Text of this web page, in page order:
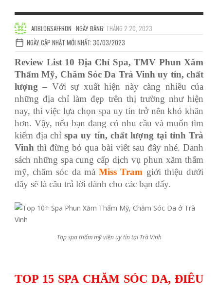
ADBLOGSAFFRON NGÀY ĐĂNG: THÁNG 2 20, 2023
NGÀY CẬP NHẬT MỚI NHẤT: 30/03/2023
Review List 10 Địa Chỉ Spa, TMV Phun Xăm
Thẩm Mỹ, Chăm Sóc Da Trà Vinh uy tín, chất
lượng – Với sự xuất hiện này càng nhiều của
những địa chỉ làm đẹp trên thị trường như hiện
nay, thì việc lựa chọn spa uy tín trở nên khó khăn
hơn. Vậy, nếu bạn đang có nhu cầu và muốn tìm
kiếm địa chỉ spa uy tín, chất lượng tại tỉnh Trà
Vinh thì đừng bỏ qua bài viết sau đây nhé. Danh
sách những spa cung cấp dịch vụ phun xăm thẩm
mỹ, chăm sóc da màMiss Tram giới thiệu dưới
đây sẽ là câu trả lời dành cho các bạn đấy.
Top spa thẩm mỹ viện uy tín tại Trà Vinh
TOP 15 SPA CHĂM SÓC DA, ĐIÊU